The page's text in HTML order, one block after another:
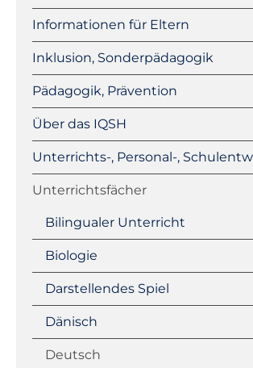
Informationen für Eltern
Inklusion, Sonderpädagogik
Pädagogik, Prävention
Über das IQSH
Unterrichts-, Personal-,
Unterrichtsfächer
Bilingualer Unterricht
Biologie
Darstellendes Spiel
Dänisch
Deutsch